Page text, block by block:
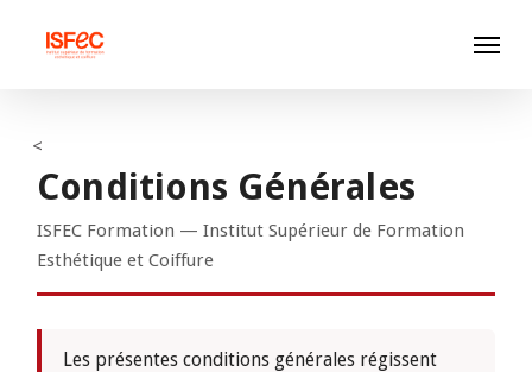
<
Conditions Générales
ISFEC Formation — Institut Supérieur de Formation
Esthétique et Coiffure
Les présentes conditions générales régissent